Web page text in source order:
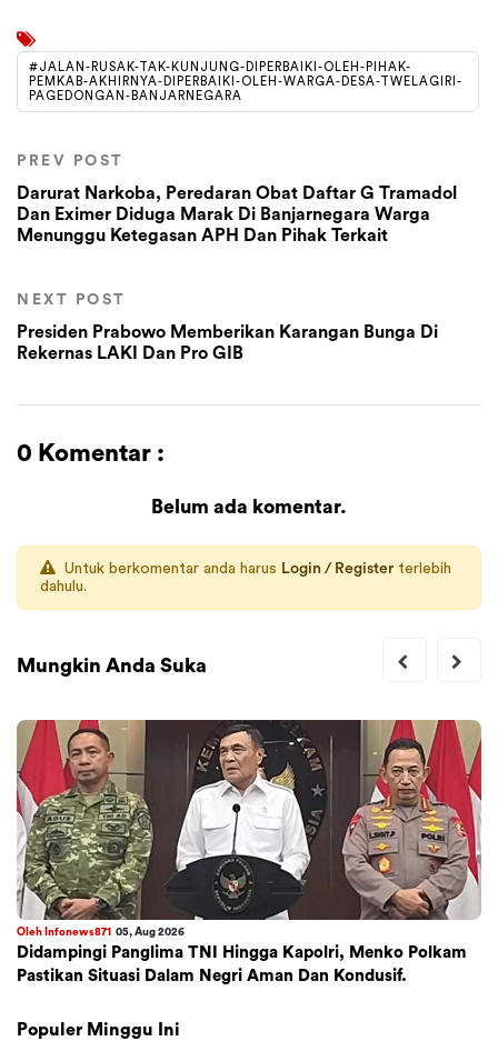
#JALAN-RUSAK-TAK-KUNJUNG-DIPERBAIKI-OLEH-PIHAK-
PEMKAB-AKHIRNYA-DIPERBAIKI-OLEH-WARGA-DESA-TWELAGIRI-
PAGEDONGAN-BANJARNEGARA
PREV POST
Darurat Narkoba, Peredaran Obat Daftar G Tramadol
Dan Eximer Diduga Marak Di Banjarnegara Warga
Menunggu Ketegasan APH Dan Pihak Terkait
NEXT POST
Presiden Prabowo Memberikan Karangan Bunga Di
Rekernas LAKI Dan Pro GIB
0 Komentar :
Belum ada komentar.
Untuk berkomentar anda harus Login / Register terlebih
dahulu.
Mungkin Anda Suka
Oleh Infonews871 05, Aug 2026
Didampingi Panglima TNI Hingga Kapolri, Menko Polkam
Pastikan Situasi Dalam Negri Aman Dan Kondusif.
Populer Minggu Ini